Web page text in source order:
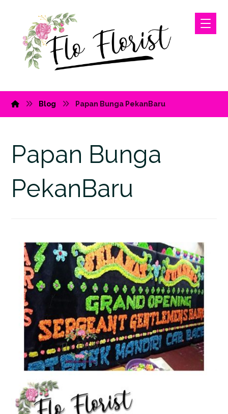
Blog Papan Bunga PekanBaru
Papan Bunga
PekanBaru